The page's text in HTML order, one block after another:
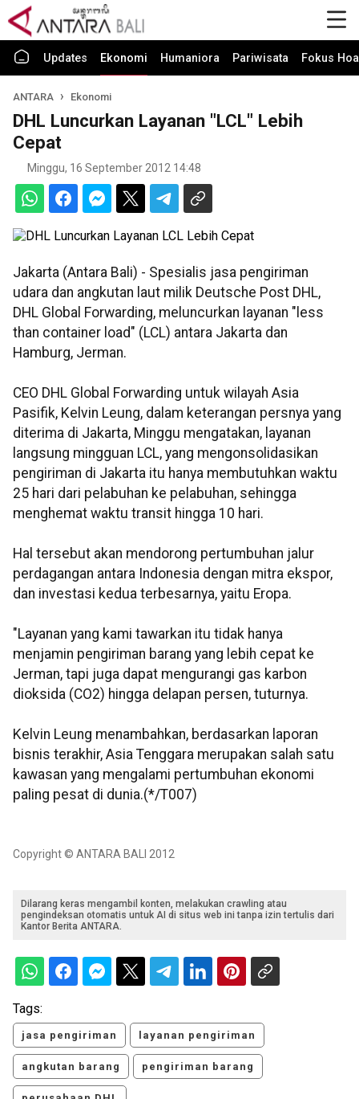
Updates Ekonomi Humaniora Pariwisata Fokus
ANTARA Ekonomi
DHL Luncurkan Layanan "LCL" Lebih
Cepat
Minggu, 16 September 2012 14:48
Jakarta (Antara Bali) - Spesialis jasa pengiriman
udara dan angkutan laut milik Deutsche Post DHL,
DHL Global Forwarding, meluncurkan layanan "less
than container load" (LCL) antara Jakarta dan
Hamburg, Jerman.
CEO DHL Global Forwarding untuk wilayah Asia
Pasifik, Kelvin Leung, dalam keterangan persnya yang
diterima di Jakarta, Minggu mengatakan, layanan
langsung mingguan LCL, yang mengonsolidasikan
pengiriman di Jakarta itu hanya membutuhkan waktu
25 hari dari pelabuhan ke pelabuhan, sehingga
menghemat waktu transit hingga 10 hari.
Hal tersebut akan mendorong pertumbuhan jalur
perdagangan antara Indonesia dengan mitra ekspor,
dan investasi kedua terbesarnya, yaitu Eropa.
"Layanan yang kami tawarkan itu tidak hanya
menjamin pengiriman barang yang lebih cepat ke
Jerman, tapi juga dapat mengurangi gas karbon
dioksida (CO2) hingga delapan persen, tuturnya.
Kelvin Leung menambahkan, berdasarkan laporan
bisnis terakhir, Asia Tenggara merupakan salah satu
kawasan yang mengalami pertumbuhan ekonomi
paling pesat di dunia.(*/T007)
Copyright © ANTARA BALI 2012
Dilarang keras mengambil konten, melakukan crawling atau
pengindeksan otomatis untuk AI di situs web ini tanpa izin tertulis dari
Kantor Berita ANTARA.
Tags:
jasa pengiriman layanan pengiriman
angkutan barang pengiriman barang